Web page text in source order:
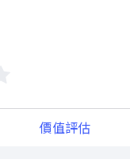
價值評估